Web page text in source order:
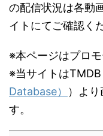
の配信状況は各動
イトにてご確認く
※本ページはプロ
※当サイトはTMDB
Database）
）よ
す。